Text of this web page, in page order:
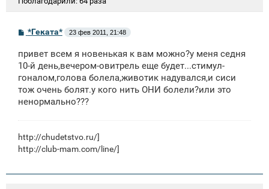
С
б
щ
н
и
*Геката* 23 фев 2011, 21:48
привет всем я новенькая к вам можно?у меня седня
10-й день,вечером-овитрель еще будет...стимул-
гоналом,голова болела,животик надувался,и сиси
тож очень болят.у кого нить ОНИ болели?или это
ненормально???
http://chudetstvo.ru/]
http://club-mam.com/line/]